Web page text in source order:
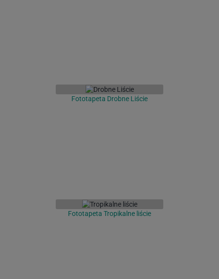
Fototapeta Drobne Liście
Fototapeta Tropikalne liście